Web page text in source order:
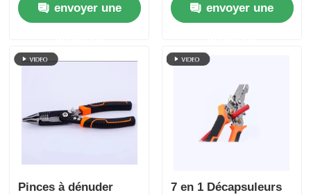
EXTRÉMITÉ COUPANT DES PINCES
Pièces multifonctionnelles
Stripper à fibre optique
de coupe de câbles
multi-fonctionnelles
câbles Tâches de
câbles Tâches de
coupe de câbles
envoyer une
la coupe de fils, le
sertissage et
à main fendus 4Cr13
envoyer une
Pinces à dénuder 7 en 1 Décapsuleurs